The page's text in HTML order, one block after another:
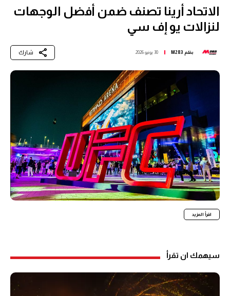
الاتحاد أرينا تصنف ضمن أفضل الوجهات
لنزالات يو إف سي
بقلم M283 30 يونيو 2026 شارك
اقرأ المزيد
سيهمك ان تقرأ